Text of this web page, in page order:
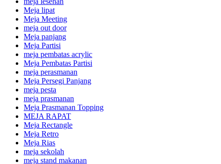
Meja lipat
Meja Meeting
meja out door
Meja panjang
Meja Partisi
meja pembatas acrylic
Meja Pembatas Partisi
meja perasmanan
Meja Persegi Panjang
meja pesta
meja prasmanan
Meja Prasmanan Topping
MEJA RAPAT
Meja Rectangle
Meja Retro
Meja Rias
meja sekolah
meja stand makanan